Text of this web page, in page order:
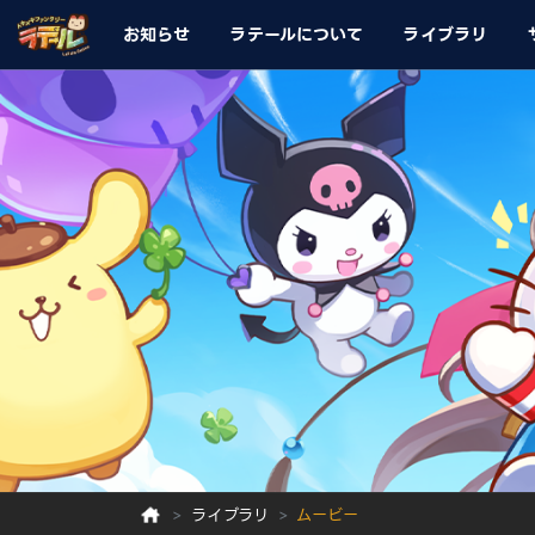
お知らせ ラテールについて ライブラリ
ライブラリ ムービー